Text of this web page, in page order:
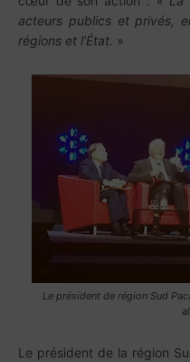
acteurs publics et privés,
régions et l’État. »
Le président de région Sud
Le président de la région